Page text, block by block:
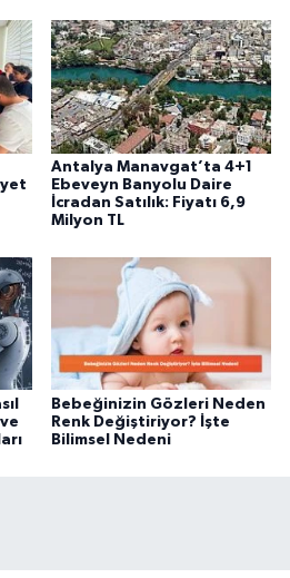
Antalya Manavgat’ta 4+1
Ebeveyn Banyolu Daire
İcradan Satılık: Fiyatı 6,9
Milyon TL
Bebeğinizin Gözleri Neden
Renk Değiştiriyor? İşte
Bilimsel Nedeni